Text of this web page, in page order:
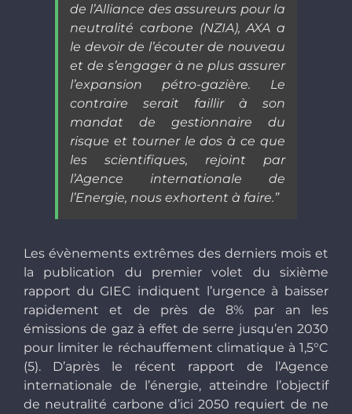
de l’Alliance des assureurs pour la
neutralité carbone (NZIA), AXA a
le devoir de l’écouter de nouveau
et de s’engager à ne plus assurer
l’expansion pétro-gazière. Le
contraire serait faillir à son
mandat de gestionnaire du
risque et tourner le dos à ce que
les scientifiques, rejoint par
l’Agence internationale de
l’Energie, nous exhortent à faire.”
Les évènements extrêmes des derniers mois et
la publication du premier volet du sixième
rapport du GIEC indiquent l’urgence à baisser
rapidement et de près de 8% par an les
émissions de gaz à effet de serre jusqu’en 2030
pour limiter le réchauffement climatique à 1,5°C
(5). D’après le récent rapport de l’Agence
internationale de l’énergie, atteindre l’objectif
de neutralité carbone d’ici 2050 requiert de ne